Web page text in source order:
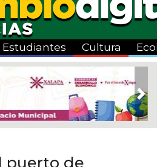
Estudiantes Cultura
puerto de